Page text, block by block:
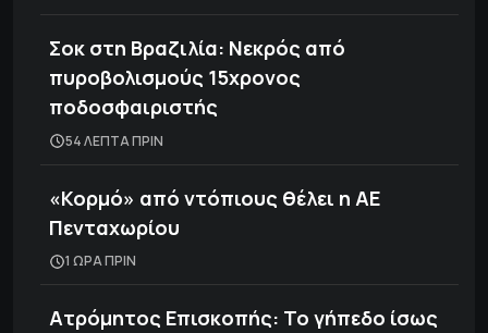
Σοκ στη Βραζιλία: Νεκρός από
πυροβολισμούς 15χρονος
ποδοσφαιριστής
54 ΛΕΠΤΑ ΠΡΙΝ
«Κορμό» από ντόπιους θέλει η ΑΕ
Πενταχωρίου
1 ΩΡΑ ΠΡΙΝ
Ατρόμητος Επισκοπής: Το γήπεδο ίσως